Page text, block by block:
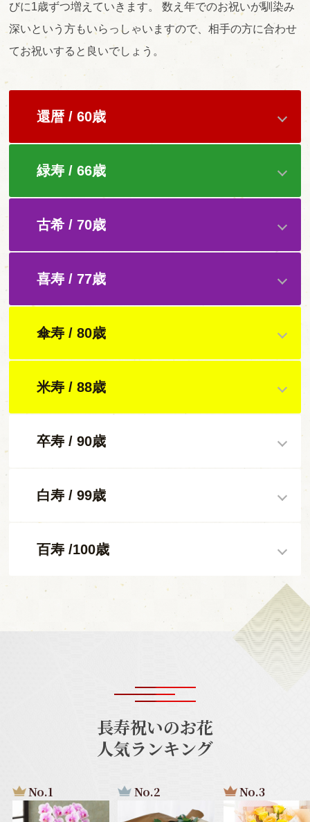
びに1歳ずつ増えていきます。 数え年でのお祝いが馴染み
深いという方もいらっしゃいますので、相手の方に合わせ
てお祝いすると良いでしょう。
還暦 / 60歳
緑寿 / 66歳
古希 / 70歳
喜寿 / 77歳
傘寿 / 80歳
米寿 / 88歳
卒寿 / 90歳
白寿 / 99歳
百寿 /100歳
長寿祝いのお花
人気ランキング
No.1 No.2 No.3